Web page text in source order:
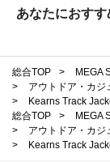
あなたにおす
総合TOP > MEGA
>
アウトドア・カジ
>
Kearns Track
総合TOP
> MEGA
>
アウトドア・カジ
>
Kearns Track